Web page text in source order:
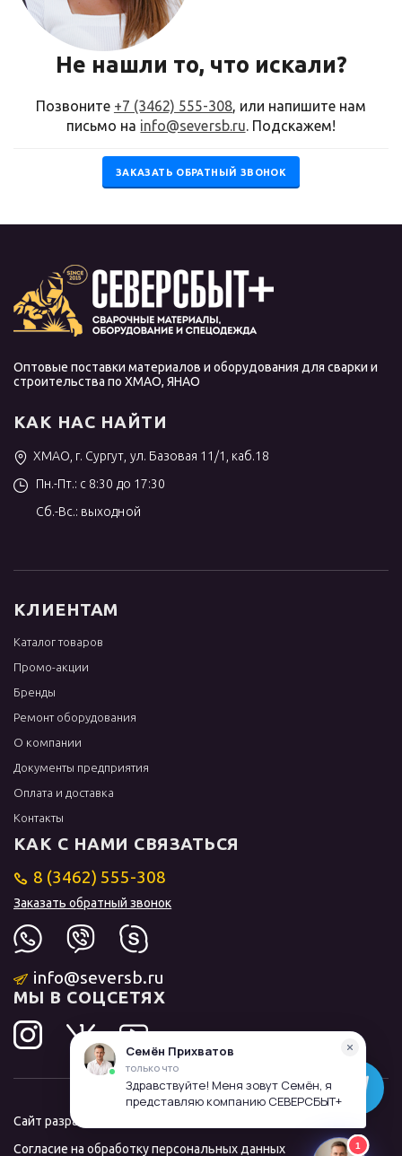
Не нашли то, что искали?
Позвоните +7 (3462) 555-308, или напишите нам
письмо на info@seversb.ru. Подскажем!
ЗАКАЗАТЬ ОБРАТНЫЙ ЗВОНОК
Оптовые поставки материалов и оборудования для сварки и
строительства по ХМАО, ЯНАО
КАК НАС НАЙТИ
ХМАО, г. Сургут, ул. Базовая 11/1, каб.18
Пн.-Пт.: с 8:30 до 17:30
Сб.-Вс.: выходной
КЛИЕНТАМ
Каталог товаров
Промо-акции
Бренды
Ремонт оборудования
О компании
Документы предприятия
Оплата и доставка
Контакты
КАК С НАМИ СВЯЗАТЬСЯ
8 (3462) 555-308
Заказать обратный звонок
info@seversb.ru
МЫ В СОЦСЕТЯХ
Сайт разработал и продвинул
Согласие на обработку персональных данных